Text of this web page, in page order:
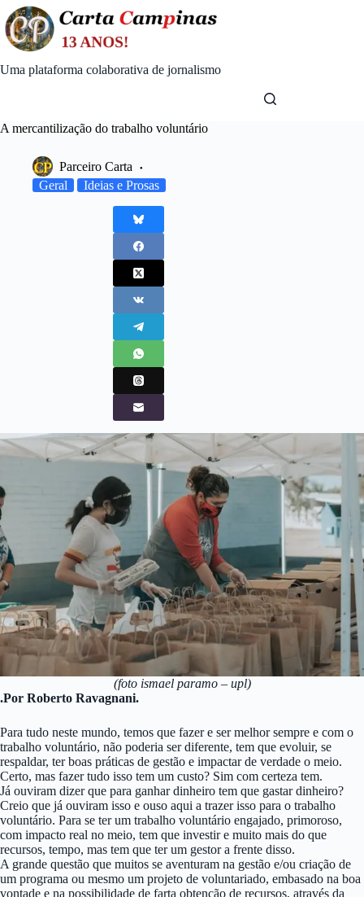
Skip
to
content
Uma plataforma colaborativa de jornalismo
A mercantilização do trabalho voluntário
Parceiro Carta
Geral
Ideias e Prosas
(foto ismael paramo – upl)
.Por Roberto Ravagnani.
Para tudo neste mundo, temos que fazer e ser melhor sempre e com o
trabalho voluntário, não poderia ser diferente, tem que evoluir, se
respaldar, ter boas práticas de gestão e impactar de verdade o meio.
Certo, mas fazer tudo isso tem um custo? Sim com certeza tem.
Já ouviram dizer que para ganhar dinheiro tem que gastar dinheiro?
Creio que já ouviram isso e ouso aqui a trazer isso para o trabalho
voluntário. Para se ter um trabalho voluntário engajado, primoroso,
com impacto real no meio, tem que investir e muito mais do que
recursos, tempo, mas tem que ter um gestor a frente disso.
A grande questão que muitos se aventuram na gestão e/ou criação de
um programa ou mesmo um projeto de voluntariado, embasado na boa
vontade e na possibilidade de farta obtenção de recursos, através da